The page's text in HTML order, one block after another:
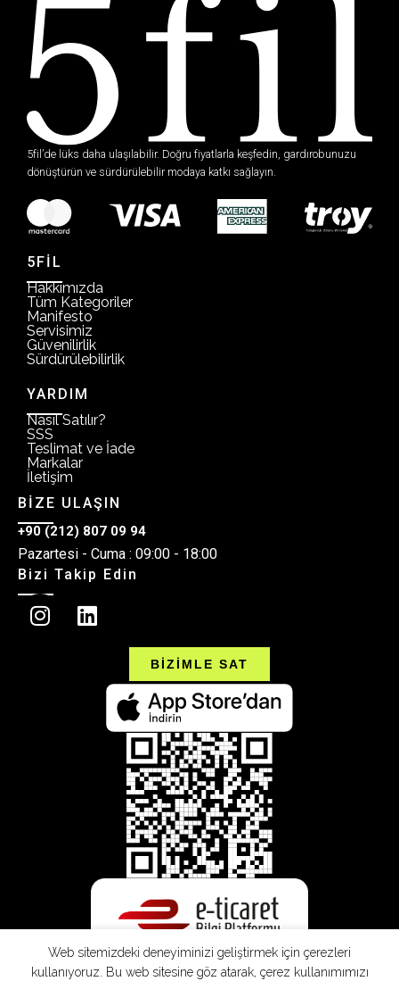
5fil’de lüks daha ulaşılabilir. Doğru fiyatlarla keşfedin, gardırobunuzu
dönüştürün ve sürdürülebilir modaya katkı sağlayın.
5FİL
Hakkımızda
Tüm Kategoriler
Manifesto
Servisimiz
Güvenilirlik
Sürdürülebilirlik
YARDIM
Nasıl Satılır?
SSS
Teslimat ve İade
Markalar
İletişim
BİZE ULAŞIN
+90 (212) 807 09 94
Pazartesi - Cuma : 09:00 - 18:00
Bizi Takip Edin
BİZİMLE SAT
Web sitemizdeki deneyiminizi geliştirmek için çerezleri
kullanıyoruz. Bu web sitesine göz atarak, çerez kullanımımızı